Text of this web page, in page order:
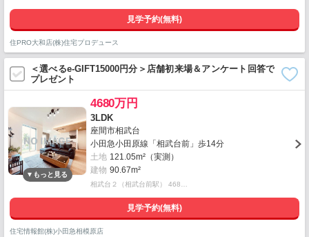
見学予約(無料)
住PRO大和店(株)住宅プロデュース
＜選べるe-GIFT15000円分＞店舗初来場＆アンケート回答で
プレゼント
4680万円
3LDK
座間市相武台
小田急小田原線「相武台前」歩14分
土地 121.05m²（実測）
建物 90.67m²
相武台２（相武台前駅） 468…
見学予約(無料)
住宅情報館(株)小田急相模原店